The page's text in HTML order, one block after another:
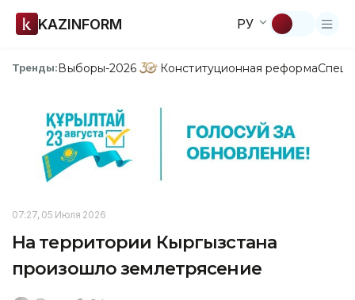
KAZINFORM РУ
Тренды:Выборы-2026 Конституционная реформа
07:27, 05 Июля 2026
На территории Кыргызстана
произошло землетрясение